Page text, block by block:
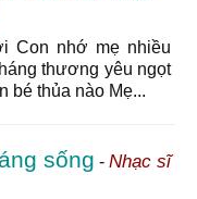
Con nhớ mẹ nhiều
thương yêu ngọt
bé thủa nào Mẹ...
sống - Nhạc sĩ